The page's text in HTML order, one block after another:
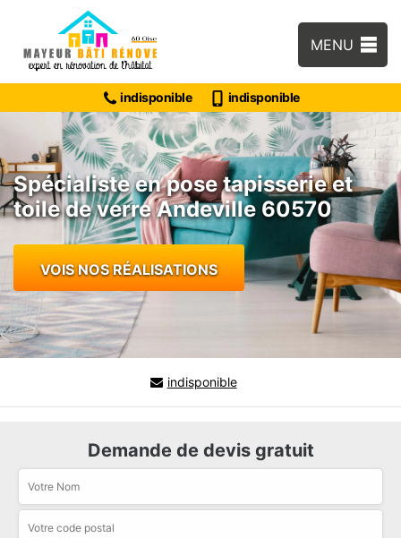
MENU
indisponible indisponible
Spécialiste en pose tapisserie et
toile de verre Andeville 60570
VOIS NOS RÉALISATIONS
indisponible
Demande de devis gratuit